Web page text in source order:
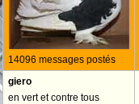
14096 messages postés
giero
en vert et contre tous